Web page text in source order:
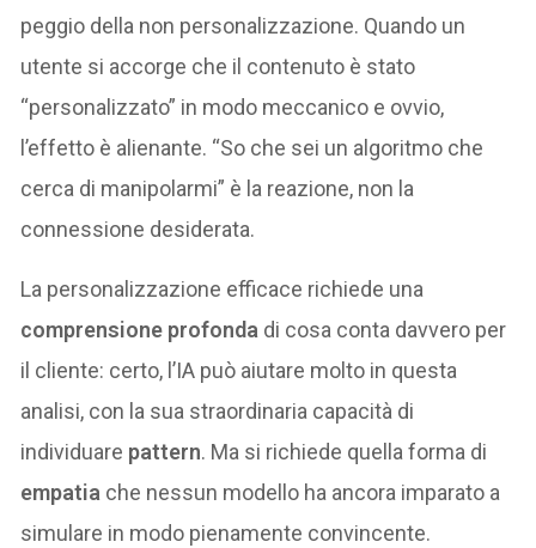
peggio della non personalizzazione. Quando un
utente si accorge che il contenuto è stato
“personalizzato” in modo meccanico e ovvio,
l’effetto è alienante. “So che sei un algoritmo che
cerca di manipolarmi” è la reazione, non la
connessione desiderata.
La personalizzazione efficace richiede una
comprensione profonda di cosa conta davvero per
il cliente: certo, l’IA può aiutare molto in questa
analisi, con la sua straordinaria capacità di
individuare pattern. Ma si richiede quella forma di
empatia che nessun modello ha ancora imparato a
simulare in modo pienamente convincente.